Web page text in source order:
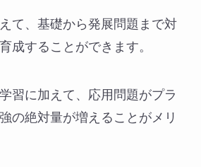
て、基礎から発展問題まで対
成することができます。
習に加えて、応用問題がプラ
の絶対量が増えることがメリ